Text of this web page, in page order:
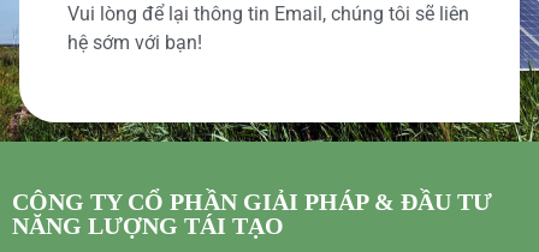
Vui lòng để lại thông tin Email, chúng tôi sẽ liên
hệ sớm với bạn!
CÔNG TY CỔ PHẦN GIẢI PHÁP & ĐẦU TƯ
NĂNG LƯỢNG TÁI TẠO